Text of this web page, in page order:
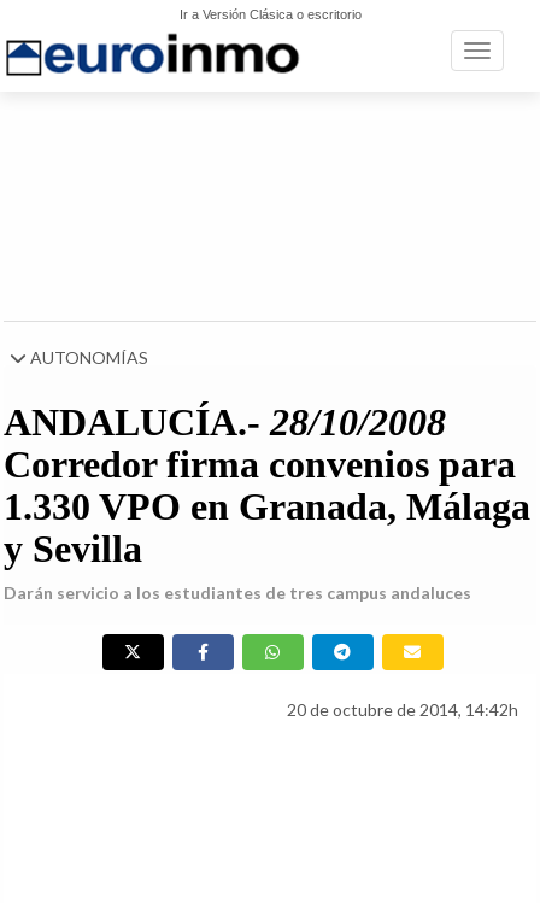
Ir a Versión Clásica o escritorio
Toggle
AUTONOMÍAS
ANDALUCÍA.- 28/10/2008
Corredor firma convenios para
1.330 VPO en Granada, Málaga
y Sevilla
Darán servicio a los estudiantes de tres campus andaluces
20 de octubre de 2014, 14:42h